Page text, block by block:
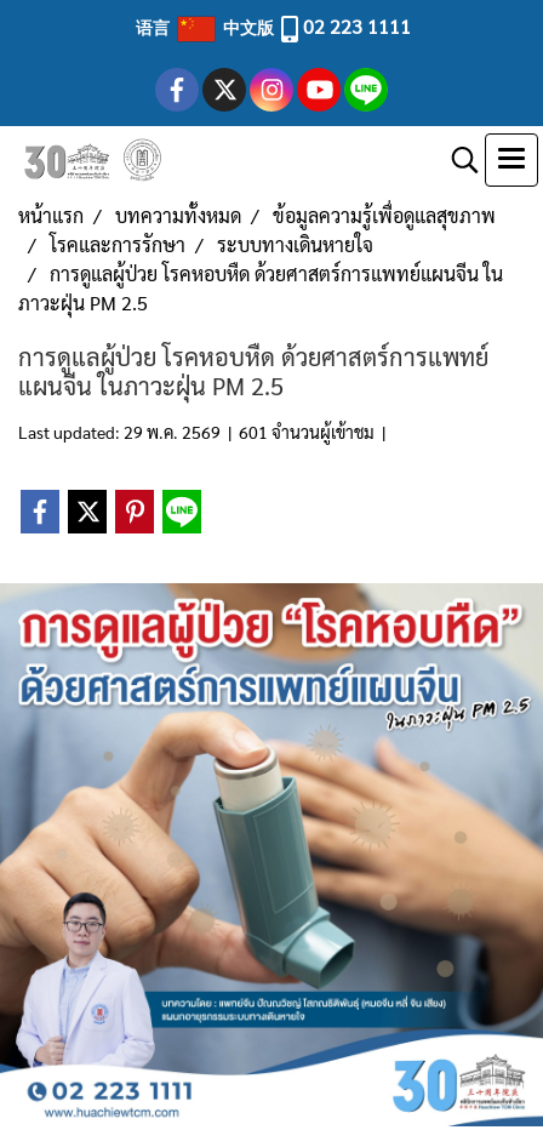
语言 中文版 02 223 1111
หน้าแรก บทความทั้งหมด
ข้อมูลความรู้เพื่อดูแลสุขภาพ
โรคและการรักษา
ระบบทางเดินหายใจ
การดูแลผู้ป่วย โรคหอบหืด ด้วยศาสตร์การแพทย์แผนจีน ใน
ภาวะฝุ่น PM 2.5
การดูแลผู้ป่วย โรคหอบหืด ด้วยศาสตร์การแพทย์
แผนจีน ในภาวะฝุ่น PM 2.5
Last updated: 29 พ.ค. 2569 | 601 จำนวนผู้เข้าชม |